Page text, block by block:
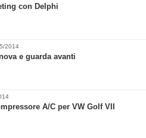
con Delphi
2014
e guarda avanti
A/C per VW Golf VII